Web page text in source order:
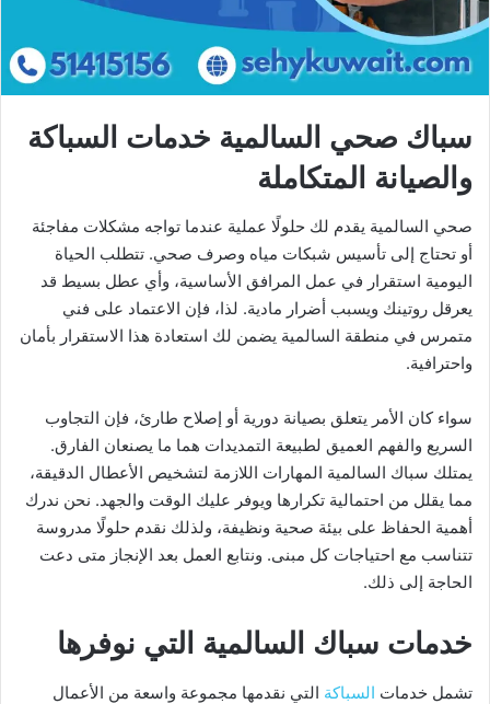
سباك صحي السالمية خدمات السباكة
والصيانة المتكاملة
صحي السالمية يقدم لك حلولًا عملية عندما تواجه مشكلات مفاجئة
أو تحتاج إلى تأسيس شبكات مياه وصرف صحي. تتطلب الحياة
اليومية استقرار في عمل المرافق الأساسية، وأي عطل بسيط قد
يعرقل روتينك ويسبب أضرار مادية. لذا، فإن الاعتماد على فني
متمرس في منطقة السالمية يضمن لك استعادة هذا الاستقرار بأمان
واحترافية.
سواء كان الأمر يتعلق بصيانة دورية أو إصلاح طارئ، فإن التجاوب
السريع والفهم العميق لطبيعة التمديدات هما ما يصنعان الفارق.
يمتلك سباك السالمية المهارات اللازمة لتشخيص الأعطال الدقيقة،
مما يقلل من احتمالية تكرارها ويوفر عليك الوقت والجهد. نحن ندرك
أهمية الحفاظ على بيئة صحية ونظيفة، ولذلك نقدم حلولًا مدروسة
تتناسب مع احتياجات كل مبنى. ونتابع العمل بعد الإنجاز متى دعت
الحاجة إلى ذلك.
خدمات سباك السالمية التي نوفرها
تشمل خدمات السباكة التي نقدمها مجموعة واسعة من الأعمال